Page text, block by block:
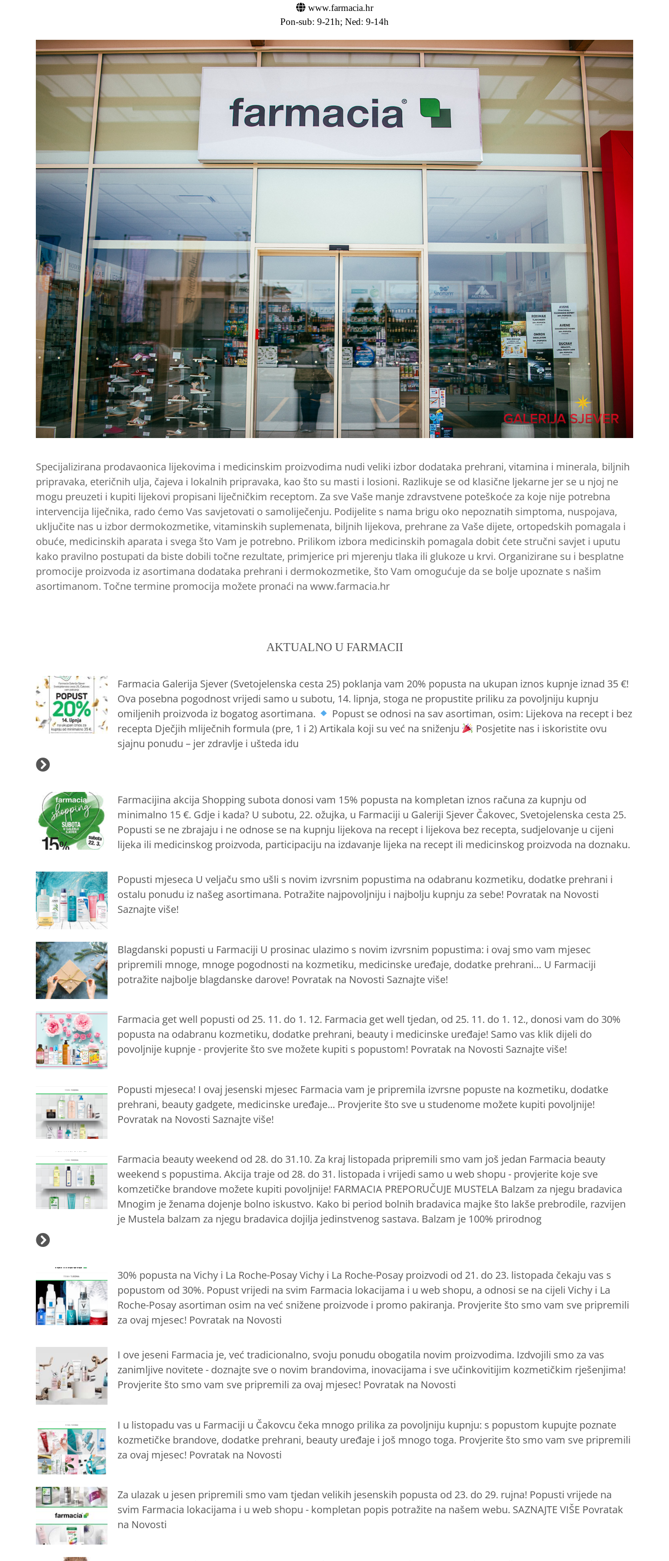
www.farmacia.hr
Pon-sub: 9-21h; Ned: 9-14h
Specijalizirana prodavaonica lijekovima i medicinskim proizvodima nudi veliki izbor dodataka prehrani, vitamina i minerala, biljnih
pripravaka, eteričnih ulja, čajeva i lokalnih pripravaka, kao što su masti i losioni. Razlikuje se od klasične ljekarne jer se u njoj ne
mogu preuzeti i kupiti lijekovi propisani liječničkim receptom. Za sve Vaše manje zdravstvene poteškoće za koje nije potrebna
intervencija liječnika, rado ćemo Vas savjetovati o samoliječenju. Podijelite s nama brigu oko nepoznatih simptoma, nuspojava,
uključite nas u izbor dermokozmetike, vitaminskih suplemenata, biljnih lijekova, prehrane za Vaše dijete, ortopedskih pomagala i
obuće, medicinskih aparata i svega što Vam je potrebno. Prilikom izbora medicinskih pomagala dobit ćete stručni savjet i uputu
kako pravilno postupati da biste dobili točne rezultate, primjerice pri mjerenju tlaka ili glukoze u krvi. Organizirane su i besplatne
promocije proizvoda iz asortimana dodataka prehrani i dermokozmetike, što Vam omogućuje da se bolje upoznate s našim
asortimanom. Točne termine promocija možete pronaći na www.farmacia.hr
AKTUALNOU FARMACII
Farmacia Galerija Sjever (Svetojelenska cesta 25) poklanja vam 20% popusta na ukupan iznos kupnje iznad 35 €!
Ova posebna pogodnost vrijedi samo u subotu, 14. lipnja, stoga ne propustite priliku za povoljniju kupnju
omiljenih proizvoda iz bogatog asortimana.
Popust se odnosi na sav asortiman, osim: Lijekova na recept i bez
recepta Dječjih mliječnih formula (pre, 1 i 2) Artikala koji su već na sniženju
Posjetite nas i iskoristite ovu
sjajnu ponudu – jer zdravlje i ušteda idu
Farmacijina akcija Shopping subota donosi vam 15% popusta na kompletan iznos računa za kupnju od
minimalno 15 €. Gdje i kada? U subotu, 22. ožujka, u Farmaciji u Galeriji Sjever Čakovec, Svetojelenska cesta 25.
Popusti se ne zbrajaju i ne odnose se na kupnju lijekova na recept i lijekova bez recepta, sudjelovanje u cijeni
lijeka ili medicinskog proizvoda, participaciju na izdavanje lijeka na recept ili medicinskog proizvoda na doznaku.
Popusti mjeseca U veljaču smo ušli s novim izvrsnim popustima na odabranu kozmetiku, dodatke prehrani i
ostalu ponudu iz našeg asortimana. Potražite najpovoljniju i najbolju kupnju za sebe! Povratak na Novosti
Saznajte više!
Blagdanski popusti u Farmaciji U prosinac ulazimo s novim izvrsnim popustima: i ovaj smo vam mjesec
pripremili mnoge, mnoge pogodnosti na kozmetiku, medicinske uređaje, dodatke prehrani… U Farmaciji
potražite najbolje blagdanske darove! Povratak na Novosti Saznajte više!
Farmacia get well popusti od 25. 11. do 1. 12. Farmacia get well tjedan, od 25. 11. do 1. 12., donosi vam do 30%
popusta na odabranu kozmetiku, dodatke prehrani, beauty i medicinske uređaje! Samo vas klik dijeli do
povoljnije kupnje - provjerite što sve možete kupiti s popustom! Povratak na Novosti Saznajte više!
Popusti mjeseca! I ovaj jesenski mjesec Farmacia vam je pripremila izvrsne popuste na kozmetiku, dodatke
prehrani, beauty gadgete, medicinske uređaje... Provjerite što sve u studenome možete kupiti povoljnije!
Povratak na Novosti Saznajte više!
Farmacia beauty weekend od 28. do 31.10. Za kraj listopada pripremili smo vam još jedan Farmacia beauty
weekend s popustima. Akcija traje od 28. do 31. listopada i vrijedi samo u web shopu - provjerite koje sve
komzetičke brandove možete kupiti povoljnije! FARMACIA PREPORUČUJE MUSTELA Balzam za njegu bradavica
Mnogim je ženama dojenje bolno iskustvo. Kako bi period bolnih bradavica majke što lakše prebrodile, razvijen
je Mustela balzam za njegu bradavica dojilja jedinstvenog sastava. Balzam je 100% prirodnog
30% popusta na Vichy i La Roche-Posay Vichy i La Roche-Posay proizvodi od 21. do 23. listopada čekaju vas s
popustom od 30%. Popust vrijedi na svim Farmacia lokacijama i u web shopu, a odnosi se na cijeli Vichy i La
Roche-Posay asortiman osim na već snižene proizvode i promo pakiranja. Provjerite što smo vam sve pripremili
za ovaj mjesec! Povratak na Novosti
I ove jeseni Farmacia je, već tradicionalno, svoju ponudu obogatila novim proizvodima. Izdvojili smo za vas
zanimljive novitete - doznajte sve o novim brandovima, inovacijama i sve učinkovitijim kozmetičkim rješenjima!
Provjerite što smo vam sve pripremili za ovaj mjesec! Povratak na Novosti
I u listopadu vas u Farmaciji u Čakovcu čeka mnogo prilika za povoljniju kupnju: s popustom kupujte poznate
kozmetičke brandove, dodatke prehrani, beauty uređaje i još mnogo toga. Provjerite što smo vam sve pripremili
za ovaj mjesec! Povratak na Novosti
Za ulazak u jesen pripremili smo vam tjedan velikih jesenskih popusta od 23. do 29. rujna! Popusti vrijede na
svim Farmacia lokacijama i u web shopu - kompletan popis potražite na našem webu. SAZNAJTE VIŠE Povratak
na Novosti